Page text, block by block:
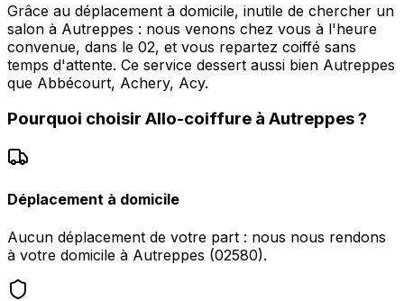
Grâce au déplacement à domicile, inutile de chercher un
salon à Autreppes : nous venons chez vous à l'heure
convenue, dans le 02, et vous repartez coiffé sans
temps d'attente. Ce service dessert aussi bien Autreppes
que Abbécourt, Achery, Acy.
Pourquoi choisir Allo-coiffure à Autreppes?
Déplacement à domicile
Aucun déplacement de votre part : nous nous rendons
à votre domicile à Autreppes (02580).